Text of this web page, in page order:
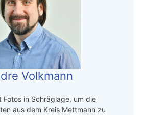
Volkmann
in Schräglage, um die
aus dem Kreis Mettmann zu